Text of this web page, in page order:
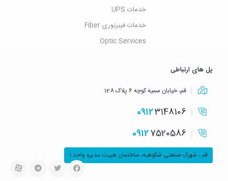
خدمات UPS
خدمات فیبرنوری Fiber
Optic Services
پل های ارتباطی
قم، خیابان سمیه کوچه 6 پلاک 128
09123148106
09127520586
قم ، شهرک صنعتی شکوهیه، ساختمان هییت مدیره واحد 1